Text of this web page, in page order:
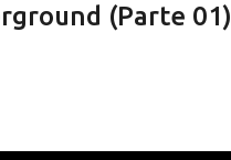
(Parte 01)